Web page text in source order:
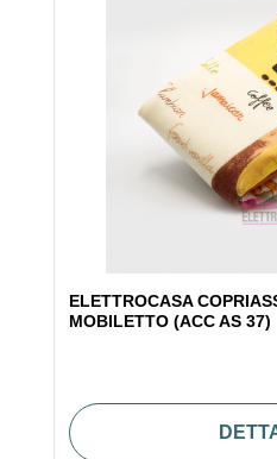
ELETTROCASA
MOBILETTO (ACC AS 37)